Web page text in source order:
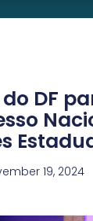
DF
19, 2024